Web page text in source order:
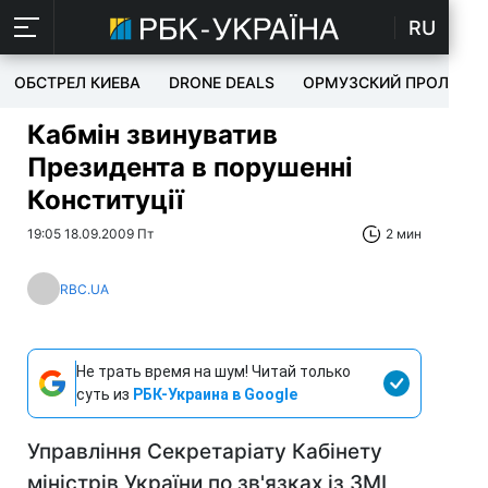
RU
ОБСТРЕЛ КИЕВА DRONE DEALS ОРМУЗСКИЙ ПРОЛИВ
Кабмін звинуватив
Президента в порушенні
Конституції
19:05 18.09.2009 Пт 2 мин
RBC.UA
Не трать время на шум! Читай только
суть из РБК-Украина в Google
Управління Секретаріату Кабінету